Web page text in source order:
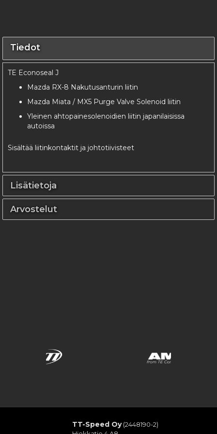
Tiedot
TE Econoseal J
Mazda RX-8 Nakutusanturin liitin
Mazda Miata / MX5 Purge Valve Solenoid liitin
Yleinen ahtopainesolenoidien liitin japanilaisissa
autoissa
Sisältää liitinkontaktit ja johtotiivisteet
Lisätietoja
Arvostelut
TT-Speed Oy(2448190-2)